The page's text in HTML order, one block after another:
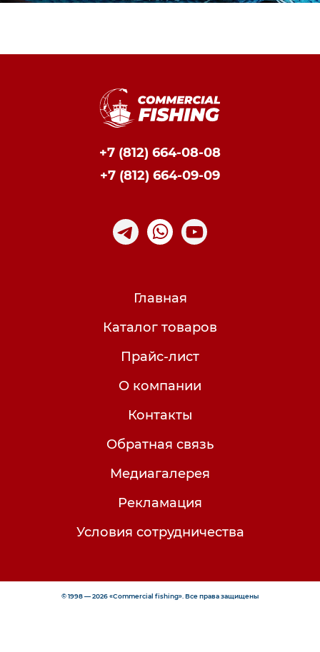
Главная
Каталог товаров
Прайс-лист
О компании
Контакты
Обратная связь
Медиагалерея
Рекламация
Условия сотрудничества
+7 (812) 664-08-08
+7 (812) 664-09-09
© 1998 — 2026 «Commercial fishing». Все права защищены